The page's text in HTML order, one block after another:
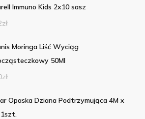
Immuno Kids 2x10 sasz
zł
Moringa Liść Wyciąg
50Ml
zł
Opaska Dziana Podtrzymująca 4M x
1szt.